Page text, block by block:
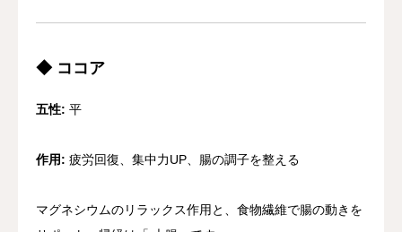
◆ ココア
五性: 平
作用: 疲労回復、集中力UP、腸の調子を整える
マグネシウムのリラックス作用と、食物繊維で腸の動きを